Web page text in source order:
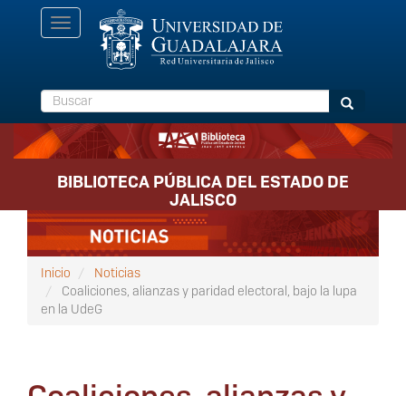
Toggle
navigation
Buscar Buscar
BIBLIOTECA PÚBLICA DEL ESTADO DE
JALISCO
Inicio
Noticias
Coaliciones, alianzas y paridad electoral, bajo la lupa
en la UdeG